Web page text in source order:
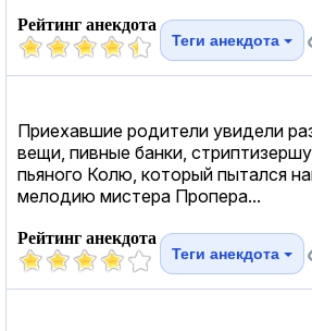
Рейтинг анекдота
Теги анекдота
Приехавшие родители увидели
вещи, пивные банки,
пьяного Колю, который пытался
мелодию мистера Пропера...
Рейтинг анекдота
Теги анекдота